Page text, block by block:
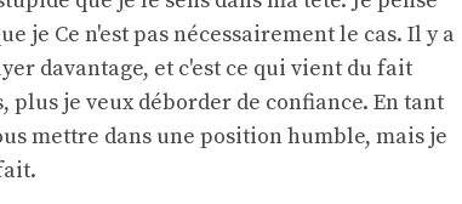
je Ce n'est pas nécessairement le cas. Il y a
davantage, et c'est ce qui vient du fait
je veux déborder de confiance. En tant
mettre dans une position humble, mais je